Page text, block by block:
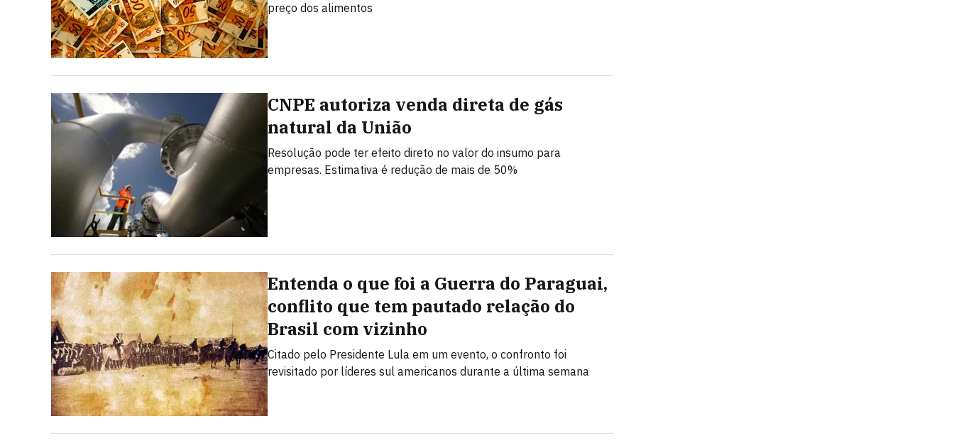
preço dos alimentos
CNPE autoriza venda direta de gás
natural da União
Resolução pode ter efeito direto no valor do insumo para
empresas. Estimativa é redução de mais de 50%
Entenda o que foi a Guerra do Paraguai,
conflito que tem pautado relação do
Brasil com vizinho
Citado pelo Presidente Lula em um evento, o confronto foi
revisitado por líderes sul americanos durante a última semana